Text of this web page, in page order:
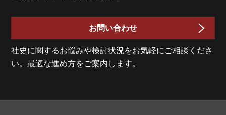
お問い合わせ
社史に関するお悩みや検討状況をお気軽にご相談くださ
い。最適な進め方をご案内します。